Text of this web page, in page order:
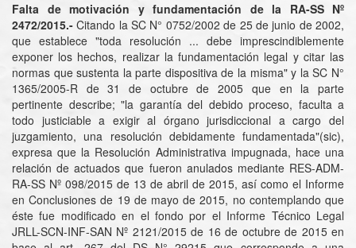
Falta de motivación y fundamentación de la RA-SS Nº
2472/2015.-Citando la SC N° 0752/2002 de 25 de junio de 2002,
que establece "toda resolución ... debe imprescindiblemente
exponer los hechos, realizar la fundamentación legal y citar las
normas que sustenta la parte dispositiva de la misma" y la SC N°
1365/2005-R de 31 de octubre de 2005 que en la parte
pertinente describe; "la garantía del debido proceso, faculta a
todo justiciable a exigir al órgano jurisdiccional a cargo del
juzgamiento, una resolución debidamente fundamentada"(sic),
expresa que la Resolución Administrativa impugnada, hace una
relación de actuados que fueron anulados mediante RES-ADM-
RA-SS Nº 098/2015 de 13 de abril de 2015, así como el Informe
en Conclusiones de 19 de mayo de 2015, no contemplando que
éste fue modificado en el fondo por el Informe Técnico Legal
JRLL-SCN-INF-SAN Nº 2121/2015 de 16 de octubre de 2015 en